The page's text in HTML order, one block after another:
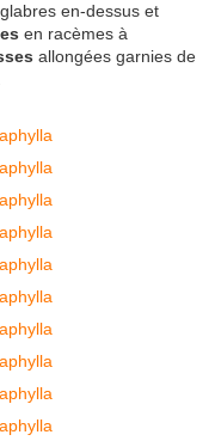
glabres en-dessus et
en racèmes à
allongées garnies de